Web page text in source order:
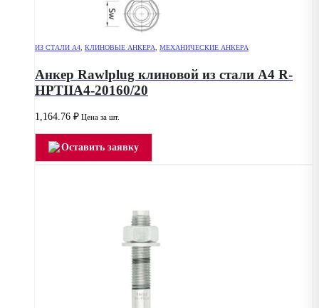
ИЗ СТАЛИ А4, КЛИНОВЫЕ АНКЕРА, МЕХАНИЧЕСКИЕ АНКЕРА
Анкер Rawlplug клиновой из стали А4 R-
HPTIIA4-20160/20
1,164.76 ₽ Цена за шт.
Оставить заявку